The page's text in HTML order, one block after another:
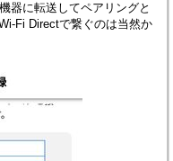
器に転送してペアリングと
Fi Directで繋ぐのは当然か